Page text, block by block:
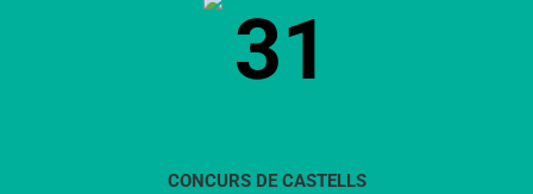
31
CONCURS DE CASTELLS